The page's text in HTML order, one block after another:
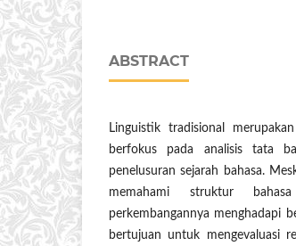
ABSTRACT
Linguistik tradisional
berfokus pada analisis tata
penelusuran sejarah bahasa.
memahami struktur
perkembangannya menghadapi
bertujuan untuk mengevaluasi